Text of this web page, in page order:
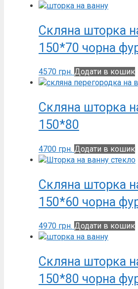
Скляна шторка
150*70 чорна
4570 грн. Додати в кошик
Скляна шторка
150*80
4700 грн. Додати в кошик
Скляна шторка
150*60 чорна
4970 грн. Додати в кошик
Скляна шторка
150*80 чорна